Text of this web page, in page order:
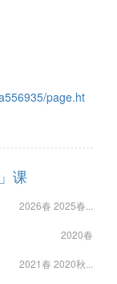
page.ht
课
2026春 2025春...
2020春
2021春 2020秋...